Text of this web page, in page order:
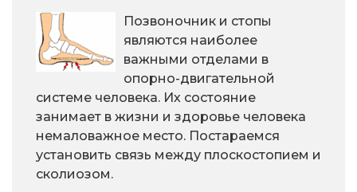
Позвоночник и стопы
являются наиболее
важными отделами в
опорно-двигательной
системе человека. Их состояние
занимает в жизни и здоровье человека
немаловажное место. Постараемся
установить связь между плоскостопием и
сколиозом.